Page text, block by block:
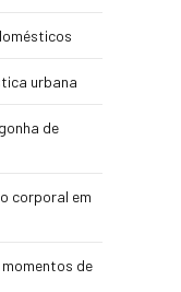
urbana
de
corporal em
de